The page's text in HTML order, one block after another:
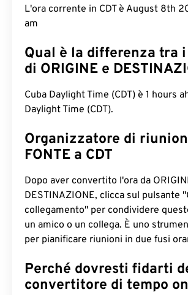
L'ora corrente in CDT è August 8th
am
Qual è la differenza tra
di ORIGINE e
Cuba Daylight Time (CDT) è 1 hours
Daylight Time (CDT).
Organizzatore di
FONTE a CDT
Dopo aver convertito l'ora da
DESTINAZIONE, clicca sul pulsante
collegamento" per condividere
un amico o un collega. È uno
per pianificare riunioni in due fusi
Perché dovresti fidarti
convertitore di tempo